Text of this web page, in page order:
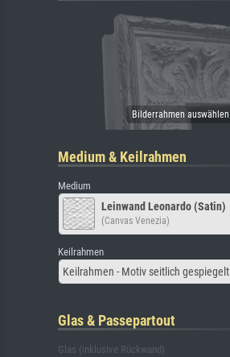
Medium & Keilrahmen
Medium
Leinwand Leonardo (Satin)
(Canvas Venezia)
Keilrahmen
Keilrahmen - Motiv seitlich gespiegelt
Glas & Passepartout
Glas (inklusive Rückwand)